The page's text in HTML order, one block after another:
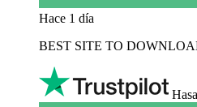
Hace 1 día
BEST SITE TO